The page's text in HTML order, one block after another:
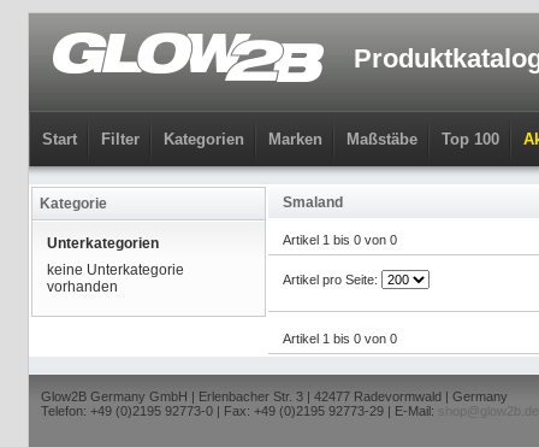
Start Filter Kategorien Marken Maßstäbe Top 100
Kategorie
Unterkategorien
keine Unterkategorie
vorhanden
Smaland
Artikel 1 bis 0 von 0
Artikel pro Seite:
Artikel 1 bis 0 von 0
Glow2B Germany GmbH | Erlenbacher Str. 3 | 42477 Radevormwald | Germany
Telefon: +49 (0)2195 92773-0 | Fax: +49 (0)2195 92773-29 | E-Mail:
shop@glow2b.de